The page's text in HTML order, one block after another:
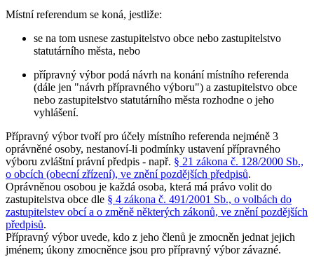
Místní referendum se koná, jestliže:
se na tom usnese zastupitelstvo obce nebo zastupitelstvo
statutárního města, nebo
přípravný výbor podá návrh na konání místního referenda
(dále jen "návrh přípravného výboru") a zastupitelstvo obce
nebo zastupitelstvo statutárního města rozhodne o jeho
vyhlášení.
Přípravný výbor tvoří pro účely místního referenda nejméně 3
oprávněné osoby, nestanoví-li podmínky ustavení přípravného
výboru zvláštní právní předpis - např. § 21 zákona č. 128/2000 Sb.,
o obcích (obecní zřízení), ve znění pozdějších předpisů.
Oprávněnou osobou je každá osoba, která má právo volit do
zastupitelstva obce dle § 4 zákona č. 491/2001 Sb., o volbách do
zastupitelstev obcí a o změně některých zákonů, ve znění pozdějších
předpisů.
Přípravný výbor uvede, kdo z jeho členů je zmocněn jednat jejich
jménem; úkony zmocněnce jsou pro přípravný výbor závazné.